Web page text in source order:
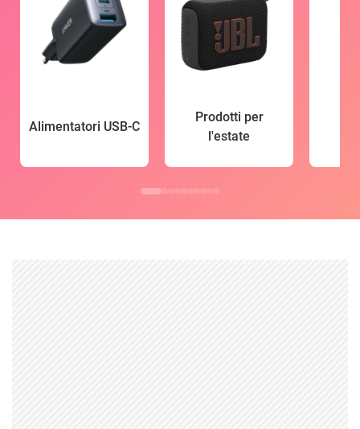
Alimentatori USB-C
Prodotti per
l'estate